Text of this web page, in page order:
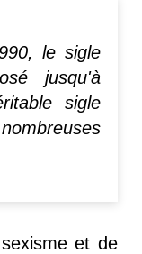
le sigle
jusqu'à
sigle
et de